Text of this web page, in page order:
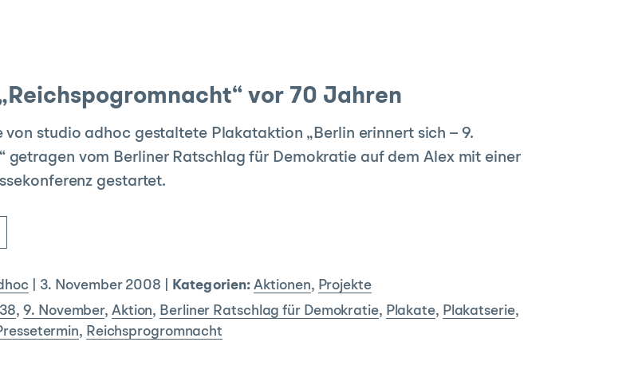
vor 70 Jahren
von studio adhoc gestaltete Plakataktion „Berlin erinnert sich – 9.
getragen vom Berliner Ratschlag für Demokratie auf dem Alex mit einer
gestartet.
3. November 2008 Kategorien: Aktionen, Projekte
,9. November, Aktion, Berliner Ratschlag für Demokratie, Plakate, Plakatserie,
, Reichsprogromnacht